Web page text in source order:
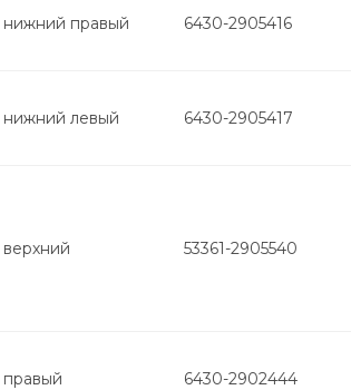
правый 6430-2905416
левый 6430-2905417
53361-2905540
6430-2902444